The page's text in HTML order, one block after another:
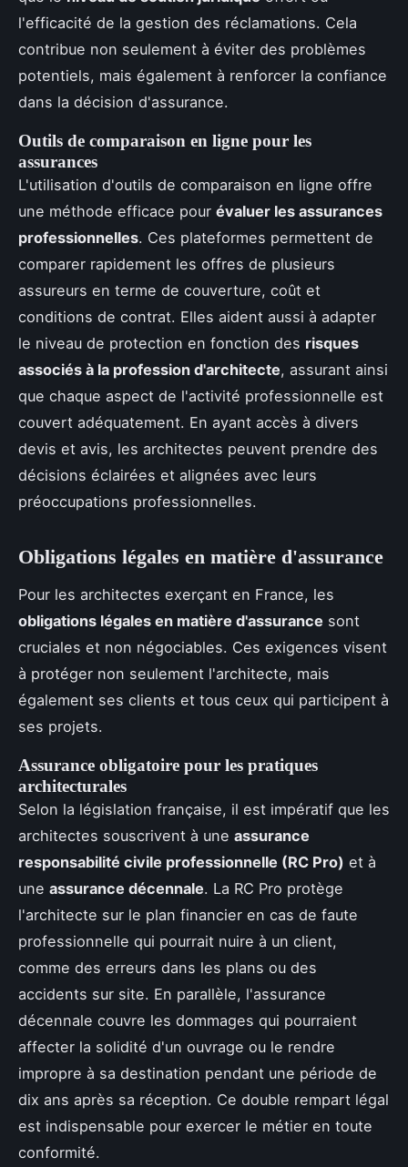
l'efficacité de la gestion des réclamations. Cela
contribue non seulement à éviter des problèmes
potentiels, mais également à renforcer la confiance
dans la décision d'assurance.
Outils de comparaison en ligne pour les
assurances
L'utilisation d'outils de comparaison en ligne offre
une méthode efficace pour évaluer les assurances
professionnelles. Ces plateformes permettent de
comparer rapidement les offres de plusieurs
assureurs en terme de couverture, coût et
conditions de contrat. Elles aident aussi à adapter
le niveau de protection en fonction des risques
associés à la profession d'architecte, assurant ainsi
que chaque aspect de l'activité professionnelle est
couvert adéquatement. En ayant accès à divers
devis et avis, les architectes peuvent prendre des
décisions éclairées et alignées avec leurs
préoccupations professionnelles.
Obligations légales en matière d'assurance
Pour les architectes exerçant en France, les
obligations légales en matière d'assurance sont
cruciales et non négociables. Ces exigences visent
à protéger non seulement l'architecte, mais
également ses clients et tous ceux qui participent à
ses projets.
Assurance obligatoire pour les pratiques
architecturales
Selon la législation française, il est impératif que les
architectes souscrivent à une assurance
responsabilité civile professionnelle (RC Pro) et à
une assurance décennale. La RC Pro protège
l'architecte sur le plan financier en cas de faute
professionnelle qui pourrait nuire à un client,
comme des erreurs dans les plans ou des
accidents sur site. En parallèle, l'assurance
décennale couvre les dommages qui pourraient
affecter la solidité d'un ouvrage ou le rendre
impropre à sa destination pendant une période de
dix ans après sa réception. Ce double rempart légal
est indispensable pour exercer le métier en toute
conformité.